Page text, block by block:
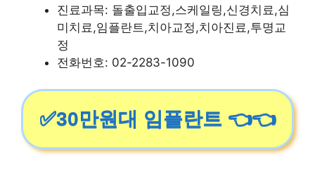
진료과목: 돌출입교정,스케일링,신경치료,심
미치료,임플란트,치아교정,치아진료,투명교
정
전화번호: 02-2283-1090
✅30만원대 임플란트 👈👈